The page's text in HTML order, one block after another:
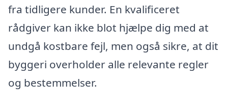
fra tidligere kunder. En kvalificeret
rådgiver kan ikke blot hjælpe dig med at
undgå kostbare fejl, men også sikre, at dit
byggeri overholder alle relevante regler
og bestemmelser.